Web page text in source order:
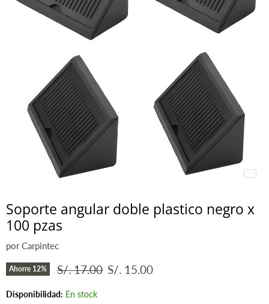
Soporte angular doble plastico negro x
100 pzas
porCarpintec
Ahorre 12% Precio original
S/. 17.00 Precio actual
S/. 15.00
Disponibilidad: En stock